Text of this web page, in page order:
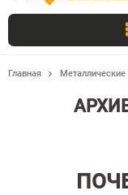
Главная